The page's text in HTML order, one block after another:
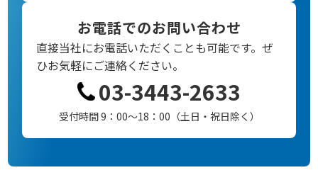
お電話でのお問い合わせ
直接当社にお電話いただくことも可能です。ぜ
ひお気軽にご連絡ください。
03-3443-2633
受付時間 9：00～18：00（土日・祝日除く）